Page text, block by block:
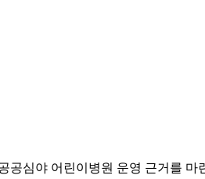
공심야 어린이병원 운영 근거를 마